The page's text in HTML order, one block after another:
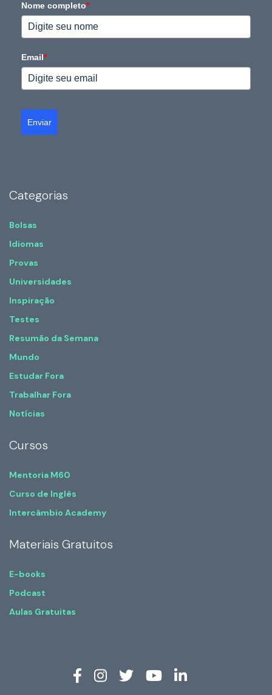
Nome completo*
Email*
Enviar
Categorias
Bolsas
Idiomas
Provas
Universidades
Inspiração
Testes
Resumão da Semana
Mundo
Estudar Fora
Trabalhar Fora
Notícias
Cursos
Mentoria M60
Curso de Inglês
Intercâmbio Academy
Materiais Gratuitos
E-books
Podcast
Aulas Gratuitas